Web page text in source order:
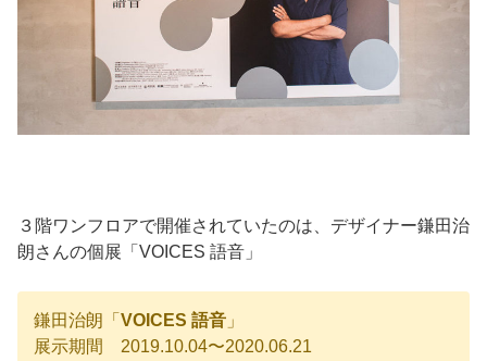
３階ワンフロアで開催されていたのは、デザイナー鎌田治
朗さんの個展「VOICES 語音」
鎌田治朗「 VOICES 語音 」
展示期間 2019.10.04〜2020.06.21